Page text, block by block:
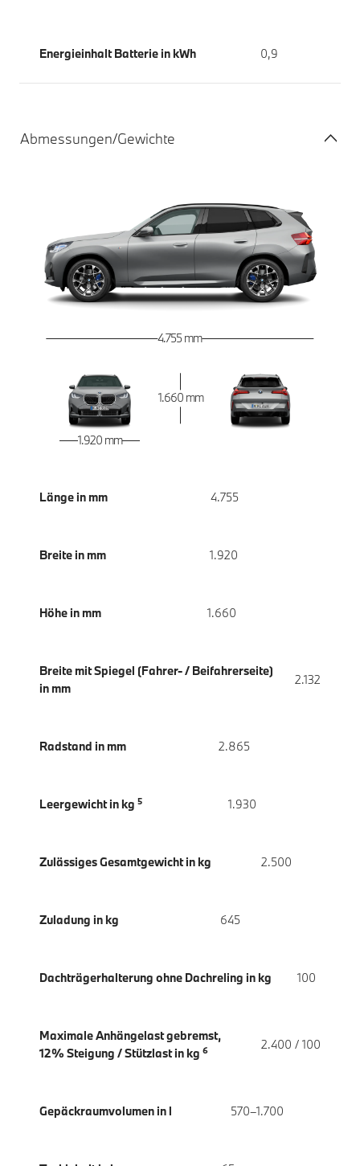
Energieinhalt Batterie in kWh 0,9
Abmessungen/Gewichte
4.755 mm
1.920 mm
1.660 mm
Länge in mm 4.755
Breite in mm 1.920
Höhe in mm 1.660
Breite mit Spiegel (Fahrer- / Beifahrerseite)
in mm
2.132
Radstand in mm 2.865
Leergewicht in kg 5 1.930
Zulässiges Gesamtgewicht in kg 2.500
Zuladung in kg 645
Dachträgerhalterung ohne Dachreling in kg 100
Maximale Anhängelast gebremst,
12% Steigung / Stützlast in kg 6 2.400 / 100
Gepäckraumvolumen in l 570–1.700